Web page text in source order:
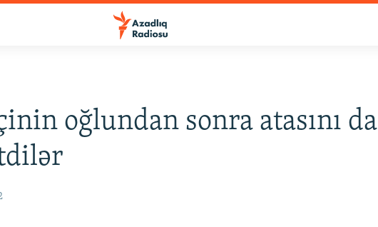
oğlundan sonra atasını da